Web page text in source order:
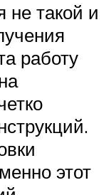
не такой и
работу
этот